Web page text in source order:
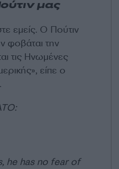
μας
εμείς. Ο Πούτιν
φοβάται την
τις Ηνωμένες
είπε ο
he has no fear of